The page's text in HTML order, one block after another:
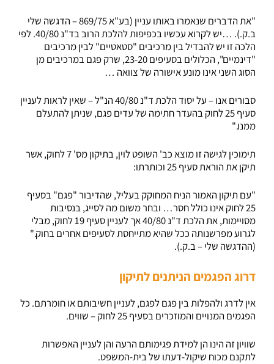
"את הדברים שנאמרו באותו עניין (בע"א 869/75 – הדגשה שלי
ב.ק.). …יש לקרוא עכשיו בכפיפות להלכת הרוב בד"נ 40/80. לפי
הלכה זו יש להבדיל בין מרכיבים "סטאטיים" לבין מרכיבים
"דינמיים", הכלולים בסעיפים 23-20, שרק פגם במרכיבים מן
הסוג השני אינו מונע אישורה של צוואה …
סבורים אנו – על יסוד הלכת ד"נ 40/80 הנ"ל – שאין לראות לעניין
סעיף 25 לחוק בהעדר חתימה של עדים פגם, שניתן להתעלם
ממנו."
תימוכין לגישה זו מוצא כב' השופט לוין, בתיקון מס' 7 לחוק, אשר
תיקן את הוראת סעיף 25 וכותרתו:
"עם תיקון האמור הניח המחוקק בעליל, שהדיבור "פגם" בסעיף
25 לחוק אינו כולל חסר… ובחר משום מה לסייג, בנסיבות
מסויימות, את הלכת ד"נ 40/80 אך לעניין סעיף 19 לחוק, מבלי
לגרוע מפרשנותה ככל שהיא מתייחסת לסעיפים אחרים בחוק."
(ההדגשה שלי – ב.ק.).
דרוג הפגמים הניתנים לתיקון
אין לדרג ולהפלות בין פגם לפגם, לעניין חשיבותם או חומרתם. כל
הפגמים המנויים והמוזכרים בסעיף 25 לחוק – שווים.
שוויון זה הינו הן למידת פגימותם הרעה והן לעניין האפשרות
לתקנם מכוח שיקול-דעתו של בית-המשפט.